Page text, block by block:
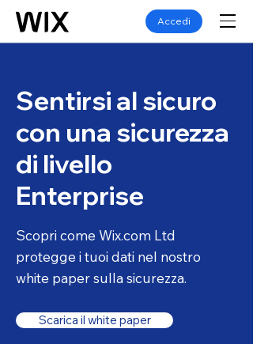
Accedi
Sentirsi al sicuro
con una sicurezza
di livello
Enterprise
Scarica il white paper
Scopri come Wix.com Ltd
protegge i tuoi dati nel nostro
white paper sulla sicurezza.